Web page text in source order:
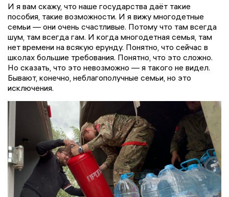
И я вам скажу, что наше государства даёт такие
пособия, такие возможности. И я вижу многодетные
семьи — они очень счастливые. Потому что там всегда
шум, там всегда гам. И когда многодетная семья, там
нет времени на всякую ерунду. Понятно, что сейчас в
школах большие требования. Понятно, что это сложно.
Но сказать, что это невозможно — я такого не видел.
Бывают, конечно, неблагополучные семьи, но это
исключения.